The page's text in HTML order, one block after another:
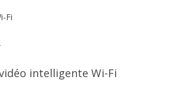
intelligente Wi-Fi